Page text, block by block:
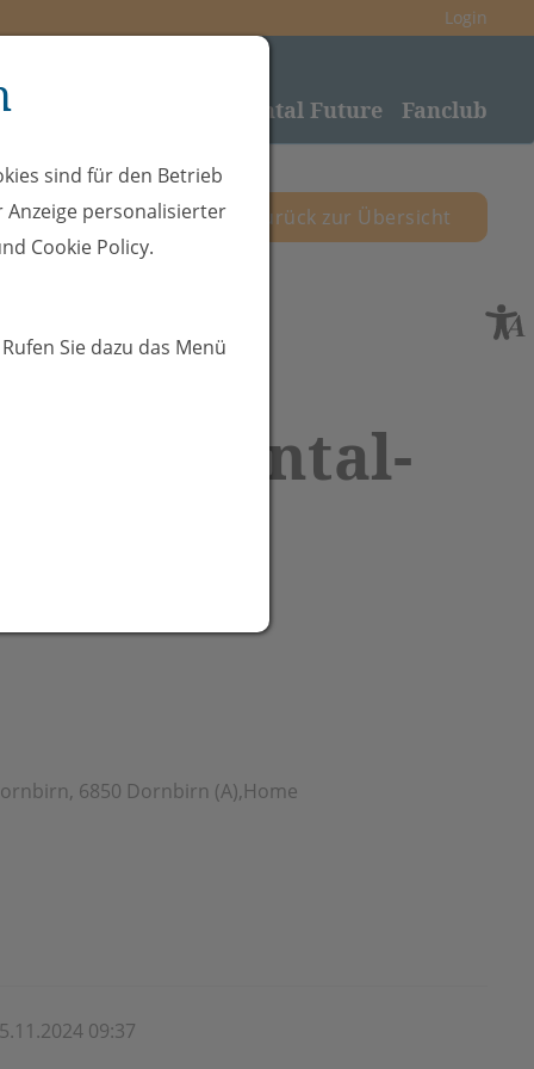
Login
Rheintal Future Fanclub
zurück zur Übersicht
SC Rheintal-
6850 Dornbirn (A),Home
09:37
sind für den Betrieb
personalisierter
Cookie Policy.
Sie dazu das Menü